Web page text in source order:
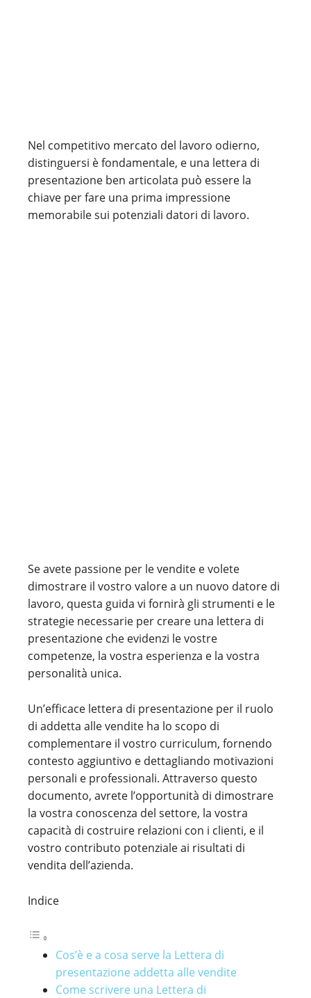
Nel competitivo mercato del lavoro odierno,
distinguersi è fondamentale, e una lettera di
presentazione ben articolata può essere la
chiave per fare una prima impressione
memorabile sui potenziali datori di lavoro.
Se avete passione per le vendite e volete
dimostrare il vostro valore a un nuovo datore di
lavoro, questa guida vi fornirà gli strumenti e le
strategie necessarie per creare una lettera di
presentazione che evidenzi le vostre
competenze, la vostra esperienza e la vostra
personalità unica.
Un’efficace lettera di presentazione per il ruolo
di addetta alle vendite ha lo scopo di
complementare il vostro curriculum, fornendo
contesto aggiuntivo e dettagliando motivazioni
personali e professionali. Attraverso questo
documento, avrete l’opportunità di dimostrare
la vostra conoscenza del settore, la vostra
capacità di costruire relazioni con i clienti, e il
vostro contributo potenziale ai risultati di
vendita dell’azienda.
Indice
Cos’è e a cosa serve la Lettera di
presentazione addetta alle vendite
Come scrivere una Lettera di